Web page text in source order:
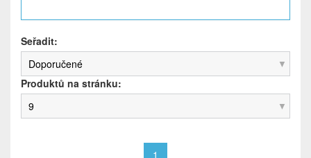
Seřadit:
Doporučené
Produktů na stránku:
9
1